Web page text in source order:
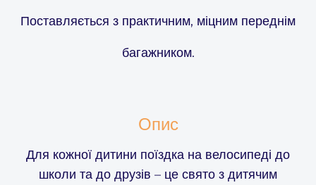
Поставляється з практичним, міцним переднім
багажником.
Опис
Для кожної дитини поїздка на велосипеді до
школи та до друзів – це свято з дитячим